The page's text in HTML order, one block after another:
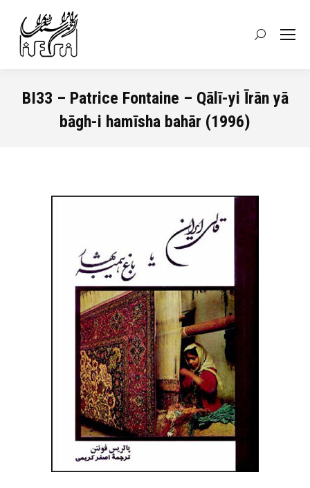
Recherche
BI33 – Patrice Fontaine – Qālī-yi Īrān yā
bāgh-i hamīsha bahār (1996)